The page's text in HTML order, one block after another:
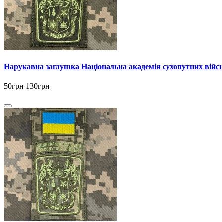
Нарукавна заглушка Національна академія сухопутних
50грн 130грн